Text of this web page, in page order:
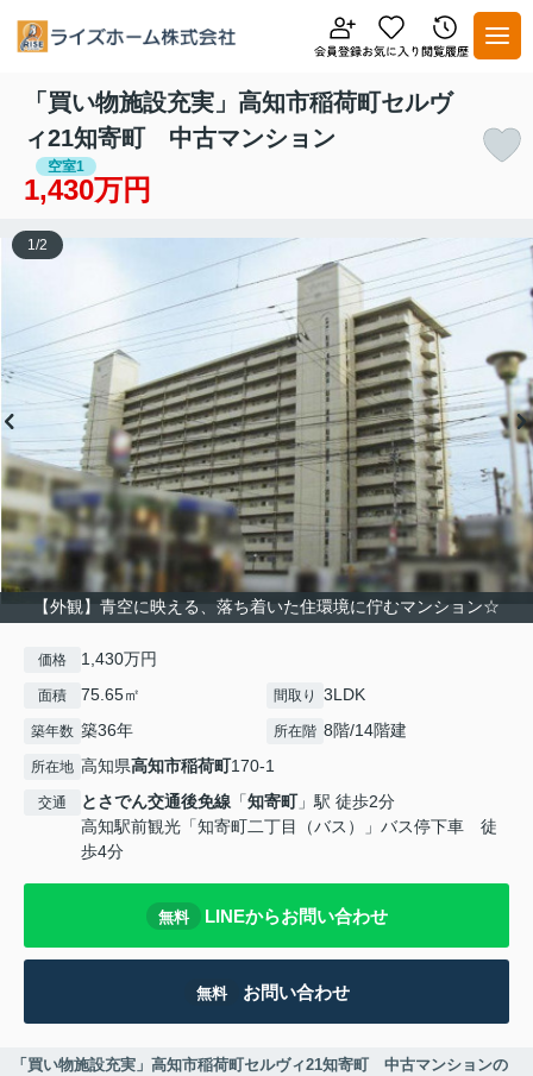
「買い物施設充実」高知市稲荷町セルヴ
ィ21知寄町 中古マンション
空室1
1,430万円
【外観】青空に映える、落ち着いた住環境に佇むマンション☆
1/2
価格 1,430万円
面積 75.65㎡ 間取り 3LDK
築年数 築36年 所在階 8階/14階建
所在地 高知県高知市稲荷町170-1
交通 とさでん交通後免線 「知寄町」駅 徒歩2分
高知駅前観光「知寄町二丁目（バス）」バス停下車 徒
歩4分
無料 LINEからお問い合わせ
無料 お問い合わせ
「買い物施設充実」高知市稲荷町セルヴィ21知寄町 中古マンションの